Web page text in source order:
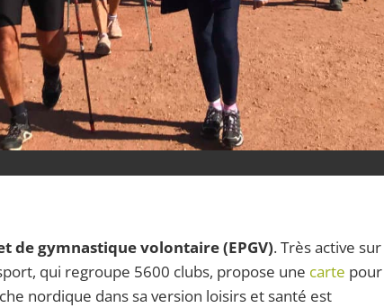
de gymnastique volontaire (EPGV). Très active sur
qui regroupe 5600 clubs, propose une carte pour
nordique dans sa version loisirs et santé est